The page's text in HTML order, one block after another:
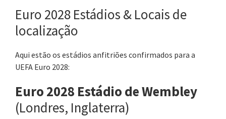
Euro 2028 Estádios & Locais de
localização
Aqui estão os estádios anfitriões confirmados para a
UEFA Euro 2028:
Euro 2028 Estádio de Wembley
(Londres, Inglaterra)